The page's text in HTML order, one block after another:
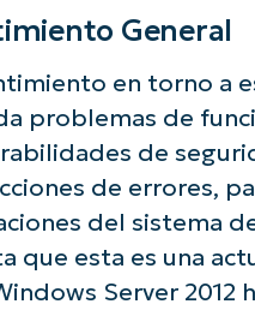
General
en torno a
problemas de
de
de errores,
del sistema
que esta es una
Server 2012